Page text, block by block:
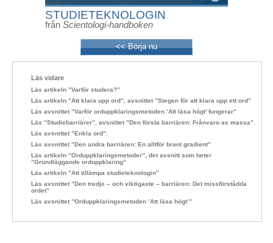
STUDIETEKNOLOGIN
från Scientologi-handboken
<< Börja nu
Läs vidare
Läs artikeln ”Varför studera?”
Läs artikeln ”Att klara upp ord”, avsnittet ”Stegen för att klara upp ett ord”
Läs avsnittet ”Varför orduppklaringsmetoden ’Att läsa högt’ fungerar”
Läs ”Studiebarriärer”, avsnittet ”Den första barriären: Frånvaro av massa”.
Läs avsnittet ”Enkla ord”.
Läs avsnittet ”Den andra barriären: En alltför brant gradient”
Läs artikeln ”Orduppklaringsmetoder”, det avsnitt som heter
”Grundläggande orduppklaring”
Läs artikeln ”Att tillämpa studieteknologin”
Läs avsnittet ”Den tredje – och viktigaste – barriären: Det missförstådda
ordet”
Läs avsnittet ”Orduppklaringsmetoden ’Att läsa högt’”